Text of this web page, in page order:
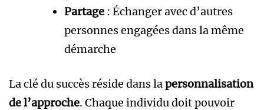
Partage : Échanger avec d’autres
personnes engagées dans la même
démarche
La clé du succès réside dans la personnalisation
de l’approche. Chaque individu doit pouvoir